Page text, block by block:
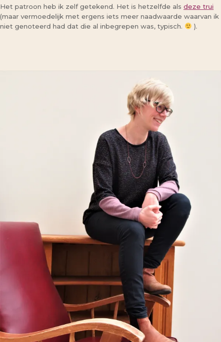
Het patroon heb ik zelf getekend. Het is hetzelfde als deze trui
(maar vermoedelijk met ergens iets meer naadwaarde waarvan ik
niet genoteerd had dat die al inbegrepen was, typisch.
).